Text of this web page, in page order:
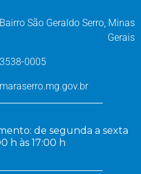
São Geraldo Serro, Minas
Gerais
0005
de segunda a sexta
h às 17:00 h